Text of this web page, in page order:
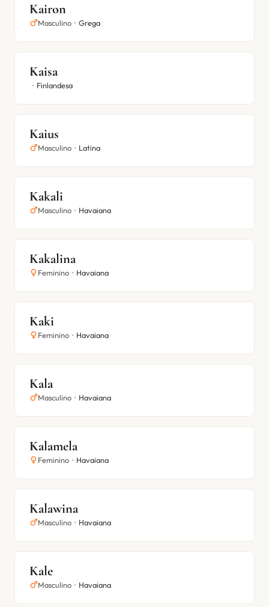
Kairon
Masculino • Grega
Kaisa
• Finlandesa
Kaius
Masculino • Latina
Kakali
Masculino • Havaiana
Kakalina
Feminino • Havaiana
Kaki
Feminino • Havaiana
Kala
Masculino • Havaiana
Kalamela
Feminino • Havaiana
Kalawina
Masculino • Havaiana
Kale
Masculino • Havaiana